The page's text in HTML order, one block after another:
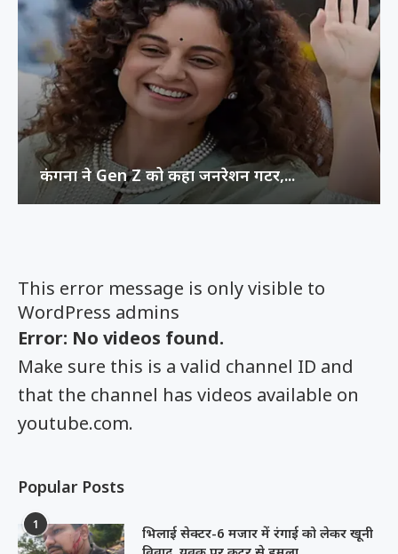
This error message is only visible to
WordPress admins
Error: No videos found.
Make sure this is a valid channel ID and
that the channel has videos available on
youtube.com.
Popular Posts
1
भिलाई सेक्टर-6 मजार में रंगाई को लेकर खूनी
कंगना ने Gen Z को कहा जनरेशन गटर,...